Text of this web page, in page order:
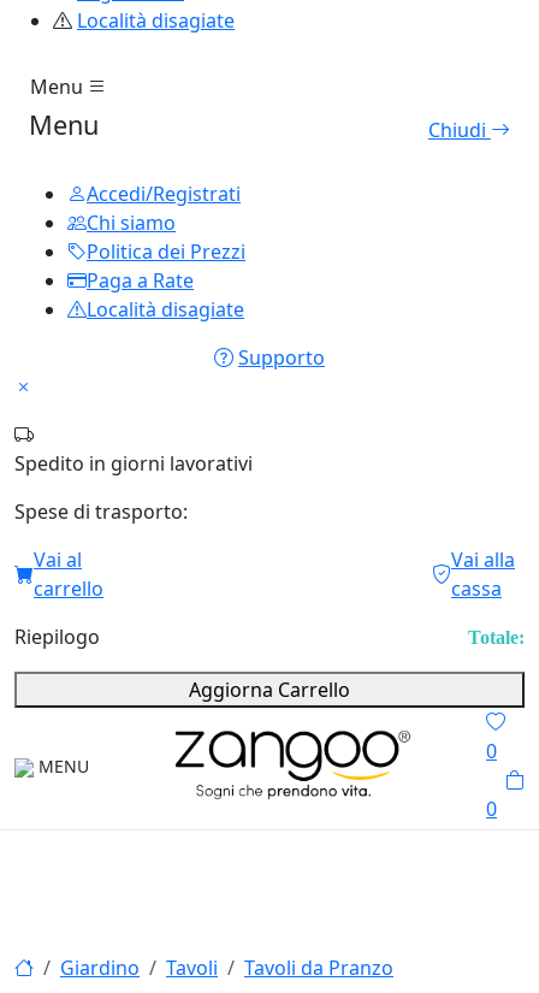
Località disagiate
Menu
Menu Chiudi
Accedi/Registrati
Chi siamo
Politica dei Prezzi
Paga a Rate
Località disagiate
Supporto
Spedito in giorni lavorativi
Spese di trasporto:
Vai al
carrello
Vai alla
cassa
Riepilogo
Totale:
Aggiorna Carrello
MENU
0
0
Giardino Tavoli
Tavoli da Pranzo